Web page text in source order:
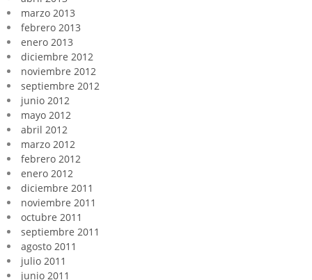
marzo 2013
febrero 2013
enero 2013
diciembre 2012
noviembre 2012
septiembre 2012
junio 2012
mayo 2012
abril 2012
marzo 2012
febrero 2012
enero 2012
diciembre 2011
noviembre 2011
octubre 2011
septiembre 2011
agosto 2011
julio 2011
junio 2011